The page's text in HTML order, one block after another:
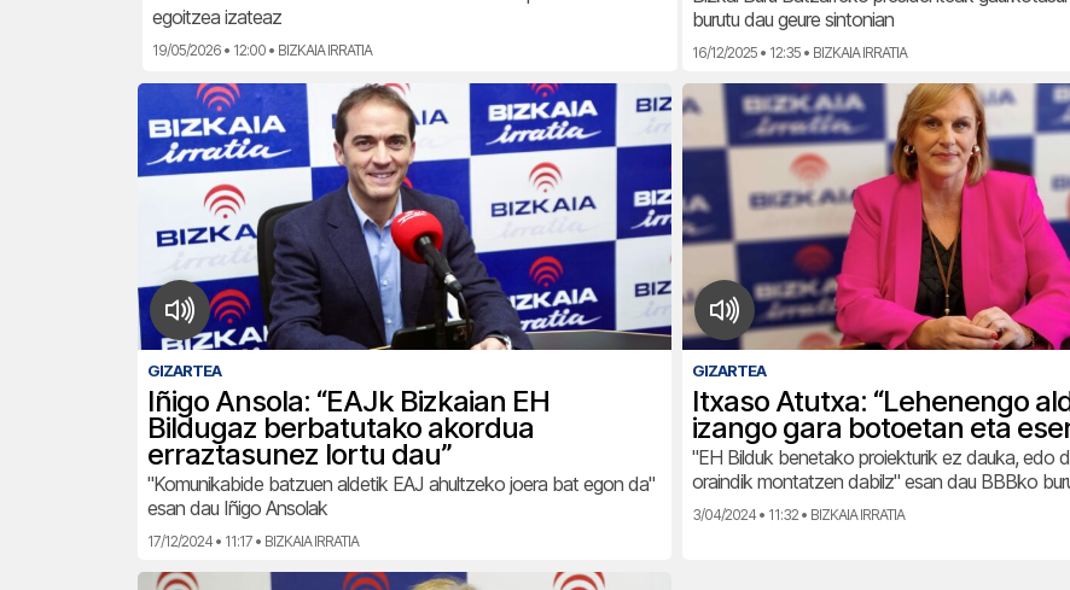
egoitzea izateaz
19/05/2026 • 12:00 • BIZKAIA IRRATIA
burutu dau geure sintonian
16/12/2025 • 12:35 • BIZKAIA IRRATIA
GIZARTEA
Iñigo Ansola: “EAJk Bizkaian EH
Bildugaz berbatutako akordua
erraztasunez lortu dau”
"Komunikabide batzuen aldetik EAJ ahultzeko joera bat egon da"
esan dau Iñigo Ansolak
17/12/2024 • 11:17 • BIZKAIA IRRATIA
GIZARTEA
Itxaso Atutxa: “Lehenengo
izango gara botoetan eta
"EH Bilduk benetako proiekturik ez dauka, edo
oraindik montatzen dabilz" esan dau BBBko
3/04/2024 • 11:32 • BIZKAIA IRRATIA